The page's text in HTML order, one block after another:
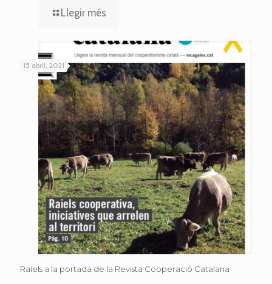
Llegir més
15 abril, 2021
Raiels a la portada de la Revista Cooperació Catalana